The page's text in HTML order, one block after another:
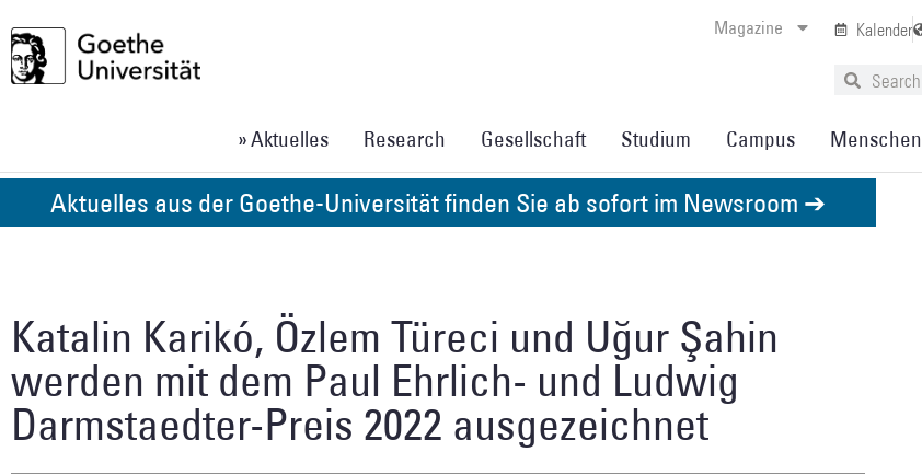
Magazine Kalender
» Aktuelles Research Gesellschaft Studium Campus Menschen
Aktuelles aus der Goethe-Universität finden Sie ab sofort im Newsroom ➔
Katalin Karikó, Özlem Türeci und Uğur Şahin
werden mit dem Paul Ehrlich- und Ludwig
Darmstaedter-Preis 2022 ausgezeichnet